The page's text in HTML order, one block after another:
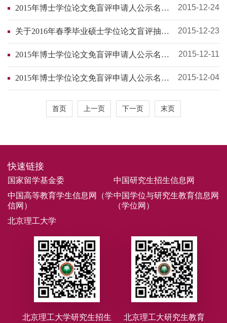
2015年博士学位论文免盲评申请人公示名单
（第27批）
2015-12-24
关于2016年春季毕业硕士学位论文盲评抽检
名单的通知
2015-12-23
2015年博士学位论文免盲评申请人公示名单
（第26批）
2015-12-11
2015年博士学位论文免盲评申请人公示名单
（第25批）
2015-12-04
首页 上一页 下一页 末页
快速链接
国家留学基金委
中国研究生招生信息网
中国高等教育学生信息网（学
信网）
中国学位与研究生教育信息网
（学位网）
北京理工大学
北京理工大学研究生招生 北京理工大研究生教育